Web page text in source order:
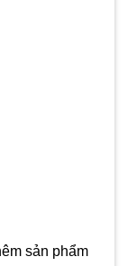
sản phẩm